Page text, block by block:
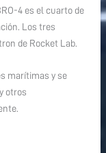
4 es el cuarto de
Los tres
de Rocket Lab.
marítimas y se
otros